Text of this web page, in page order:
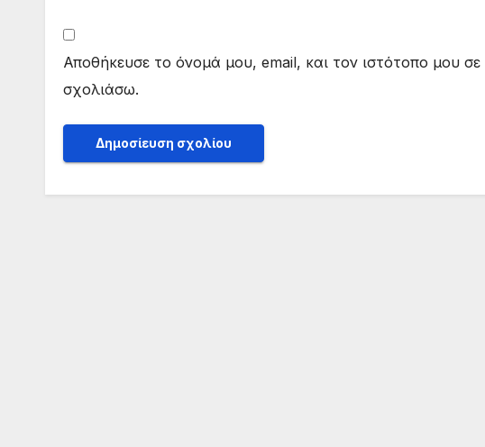
Αποθήκευσε το όνομά μου, email, και τον ιστότοπο μου
σχολιάσω.